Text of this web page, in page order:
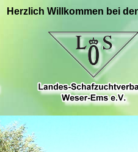
Herzlich Willkommen bei